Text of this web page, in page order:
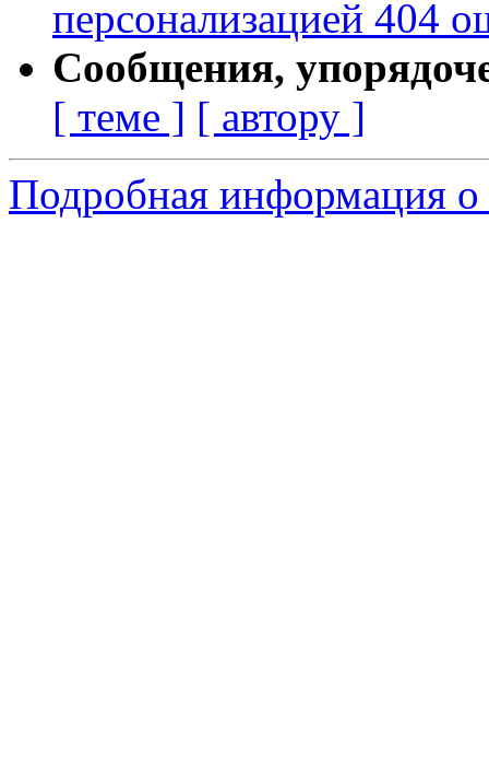
персонализацией 404
Сообщения,
[ теме ] [ автору ]
Подробная информация